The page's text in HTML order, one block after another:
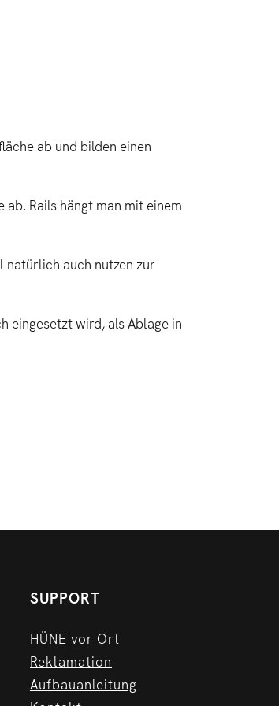
ab und bilden einen
Rails hängt man mit einem
natürlich auch nutzen zur
eingesetzt wird, als Ablage in
SUPPORT
HÜNE vor Ort
Reklamation
Aufbauanleitung